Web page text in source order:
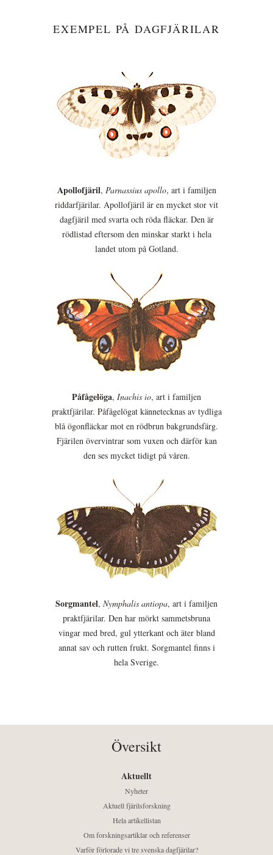
EXEMPEL PÅ DAGFJÄRILAR
Apollofjäril, Parnassius apollo, art i familjen
riddarfjärilar. Apollofjäril är en mycket stor vit
dagfjäril med svarta och röda fläckar. Den är
rödlistad eftersom den minskar starkt i hela
landet utom på Gotland.
Påfågelöga, Inachis io, art i familjen
praktfjärilar. Påfågelögat kännetecknas av tydliga
blå ögonfläckar mot en rödbrun bakgrundsfärg.
Fjärilen övervintrar som vuxen och därför kan
den ses mycket tidigt på våren.
Sorgmantel, Nymphalis antiopa, art i familjen
praktfjärilar. Den har mörkt sammetsbruna
vingar med bred, gul ytterkant och äter bland
annat sav och rutten frukt. Sorgmantel finns i
hela Sverige.
Översikt
Aktuellt
Nyheter
Aktuell fjärilsforskning
Hela artikellistan
Om forskningsartiklar och referenser
Varför förlorade vi tre svenska dagfjärilar?